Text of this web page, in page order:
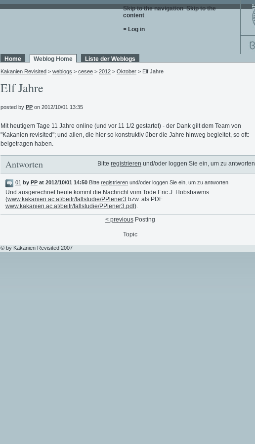
Skip to the navigation. Skip to the
content.
> Log in
Home Weblog Home Liste der Weblogs
Kakanien Revisited > weblogs > cesee > 2012 > Oktober > Elf Jahre
Elf Jahre
posted by PP on 2012/10/01 13:35
Mit heutigem Tage 11 Jahre online (und vor 11 1/2 gestartet) - der Dank gilt dem Team von
"Kakanien revisited"; und allen, die hier so konstruktiv über die Jahre hinweg begleitet, so oft:
beigetragen haben.
Bitte registrieren und/oder loggen Sie ein, um zu antworten
Antworten
01 by PP at 2012/10/01 14:50 Bitte registrieren und/oder loggen Sie ein, um zu antworten
Und ausgerechnet heute kommt die Nachricht vom Tode Eric J. Hobsbawms
(www.kakanien.ac.at/beitr/fallstudie/PPlener3 bzw. als PDF
www.kakanien.ac.at/beitr/fallstudie/PPlener3.pdf).
< previous Posting
Topic
© by Kakanien Revisited 2007